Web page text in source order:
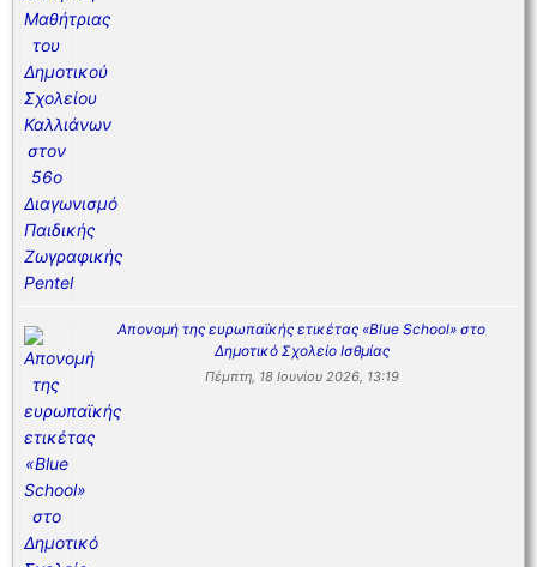
Απονομή της ευρωπαϊκής ετικέτας «Blue School» στο
Δημοτικό Σχολείο Ισθμίας
Πέμπτη, 18 Ιουνίου 2026, 13:19